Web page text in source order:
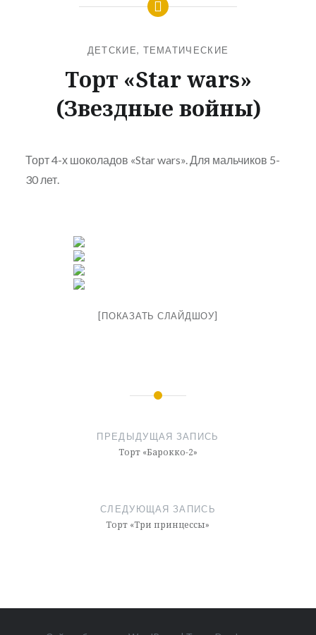
ДЕТСКИЕ, ТЕМАТИЧЕСКИЕ
Торт «Star wars»
(Звездные войны)
Торт 4-х шоколадов «Star wars». Для мальчиков 5-
30 лет.
[ПОКАЗАТЬ СЛАЙДШОУ]
ПРЕДЫДУЩАЯ ЗАПИСЬ
Торт «Барокко-2»
СЛЕДУЮЩАЯ ЗАПИСЬ
Торт «Три принцессы»